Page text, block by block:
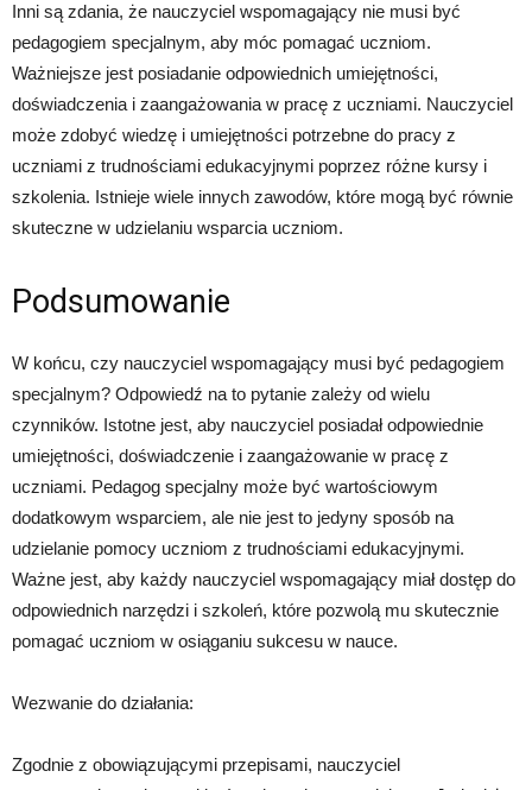
Inni są zdania, że nauczyciel wspomagający nie musi być
pedagogiem specjalnym, aby móc pomagać uczniom.
Ważniejsze jest posiadanie odpowiednich umiejętności,
doświadczenia i zaangażowania w pracę z uczniami. Nauczyciel
może zdobyć wiedzę i umiejętności potrzebne do pracy z
uczniami z trudnościami edukacyjnymi poprzez różne kursy i
szkolenia. Istnieje wiele innych zawodów, które mogą być równie
skuteczne w udzielaniu wsparcia uczniom.
Podsumowanie
W końcu, czy nauczyciel wspomagający musi być pedagogiem
specjalnym? Odpowiedź na to pytanie zależy od wielu
czynników. Istotne jest, aby nauczyciel posiadał odpowiednie
umiejętności, doświadczenie i zaangażowanie w pracę z
uczniami. Pedagog specjalny może być wartościowym
dodatkowym wsparciem, ale nie jest to jedyny sposób na
udzielanie pomocy uczniom z trudnościami edukacyjnymi.
Ważne jest, aby każdy nauczyciel wspomagający miał dostęp do
odpowiednich narzędzi i szkoleń, które pozwolą mu skutecznie
pomagać uczniom w osiąganiu sukcesu w nauce.
Wezwanie do działania:
Zgodnie z obowiązującymi przepisami, nauczyciel